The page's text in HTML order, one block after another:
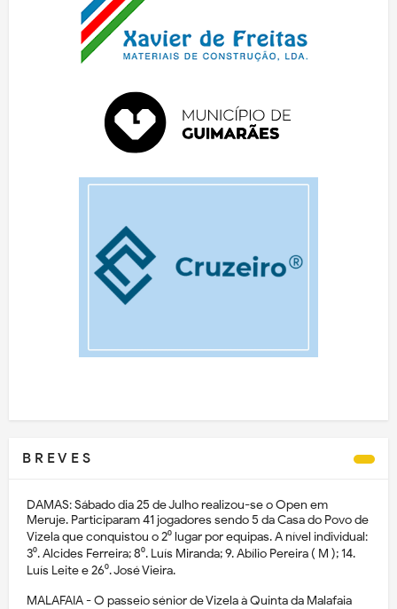
B R E V E S
DAMAS: Sábado dia 25 de Julho realizou-se o Open em
Meruje. Participaram 41 jogadores sendo 5 da Casa do Povo de
Vizela que conquistou o 2⁰ lugar por equipas. A nível individual:
3⁰. Alcides Ferreira; 8⁰. Luís Miranda; 9. Abílio Pereira ( M ); 14.
Luís Leite e 26⁰. José Vieira.
MALAFAIA - O passeio sénior de Vizela à Quinta da Malafaia